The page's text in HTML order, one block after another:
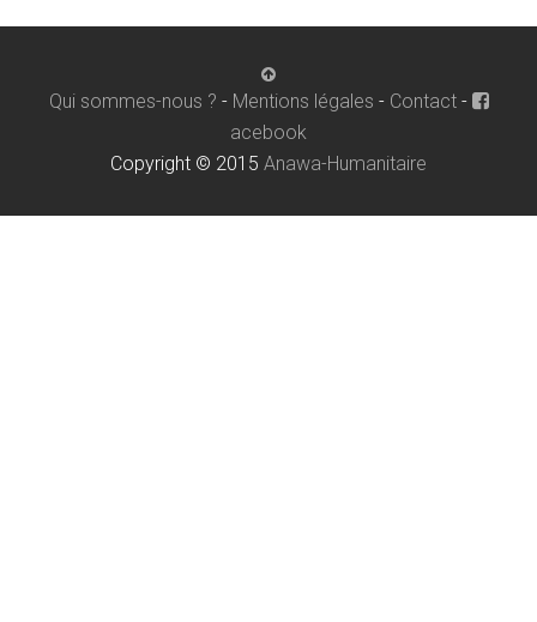
Qui sommes-nous ? - Mentions légales - Contact-
acebook
Copyright © 2015 Anawa-Humanitaire